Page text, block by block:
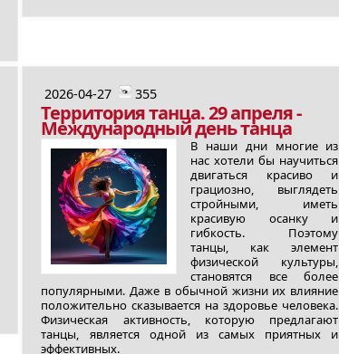
2026-04-27 355
Территория танца. 29 апреля -
Международный день танца
В наши дни многие из
нас хотели бы научиться
двигаться красиво и
грациозно, выглядеть
стройными, иметь
красивую осанку и
гибкость. Поэтому
танцы, как элемент
физической культуры,
становятся все более
популярными. Даже в обычной жизни их влияние
положительно сказывается на здоровье человека.
Физическая активность, которую предлагают
танцы, является одной из самых приятных и
эффективных.